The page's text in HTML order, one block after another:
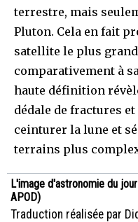
terrestre, mais
Pluton. Cela en fait
satellite le plus
comparativement à
haute définition
dédale de fractures
ceinturer la lune et
terrains plus
L'image d'astronomie du
APOD)
Traduction réalisée par